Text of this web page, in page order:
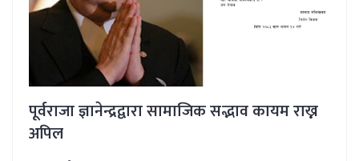
पूर्वराजा ज्ञानेन्द्रद्वारा सामाजिक सद्भाव कायम राख्न
अपिल